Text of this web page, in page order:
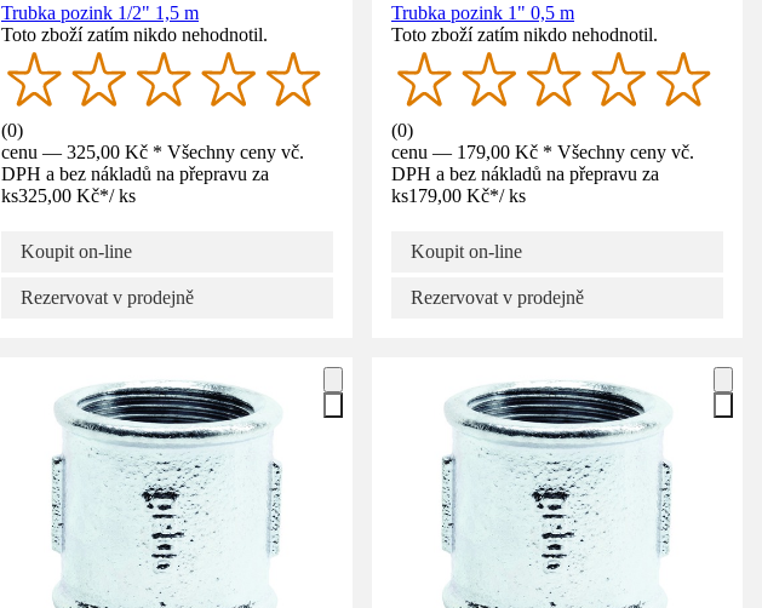
Trubka pozink 1/2" 1,5 m
Toto zboží zatím nikdo nehodnotil.
(0)
cenu — 325,00 Kč * Všechny ceny vč.
DPH a bez nákladů na přepravu za
ks325,00 Kč*/ ks
Koupit on-line
Rezervovat v prodejně
Trubka pozink 1" 0,5 m
Toto zboží zatím nikdo nehodnotil.
(0)
cenu — 179,00 Kč * Všechny ceny vč.
DPH a bez nákladů na přepravu za
ks179,00 Kč*/ ks
Koupit on-line
Rezervovat v prodejně